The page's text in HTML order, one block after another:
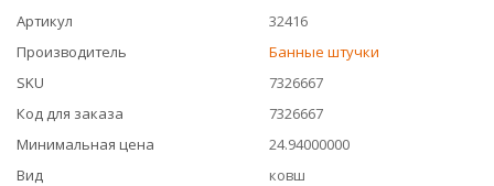
Артикул
32416
Производитель
Банные штучки
SKU
7326667
Код для заказа
7326667
Минимальная цена
24.94000000
Вид
ковш